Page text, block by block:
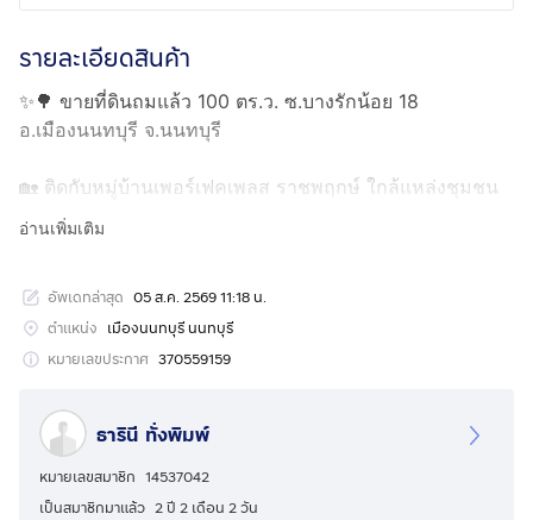
รายละเอียดสินค้า
✨🌳 ขายที่ดินถมแล้ว 100 ตร.ว. ซ.บางรักน้อย 18
อ.เมืองนนทบุรี จ.นนทบุรี
🏡 ติดกับหมู่บ้านเพอร์เฟคเพลส ราชพฤกษ์ ใกล้แหล่งชุมชน
เดินทางสะดวกมาก เหมาะสร้างบ้านพักอาศัย🏘️
🍀 ที่ดินถมมาแล้ว 4 ปี พร้อมสร้างบ้านได้
🌈 มีความเป็นส่วนตัวสูงมาก
💦 ไฟฟ้า ประปา เข้าถึงหน้าแปลง
อ่านเพิ่มเติม
อัพเดทล่าสุด 05 ส.ค. 2569 11:18 น.
ตำแหน่ง เมืองนนทบุรี นนทบุรี
หมายเลขประกาศ 370559159
ธารินี ทั่งพิมพ์
หมายเลขสมาชิก 14537042
เป็นสมาชิกมาแล้ว 2 ปี 2 เดือน 2 วัน